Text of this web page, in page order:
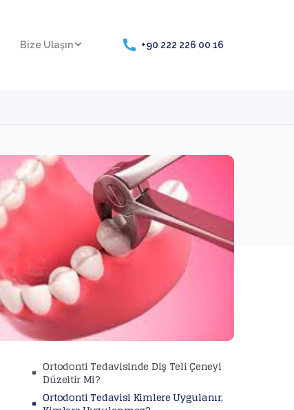
Bize Ulaşın +90 222 226 00 16
Ortodonti Tedavisinde Diş Teli Çeneyi
Düzeltir Mi?
Ortodonti Tedavisi Kimlere Uygulanır,